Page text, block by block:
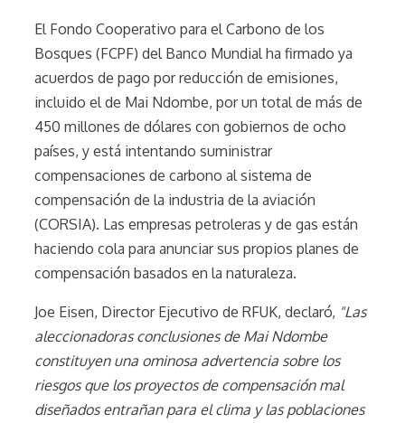
El Fondo Cooperativo para el Carbono de los
Bosques (FCPF) del Banco Mundial ha firmado ya
acuerdos de pago por reducción de emisiones,
incluido el de Mai Ndombe, por un total de más de
450 millones de dólares con gobiernos de ocho
países, y está intentando suministrar
compensaciones de carbono al sistema de
compensación de la industria de la aviación
(CORSIA). Las empresas petroleras y de gas están
haciendo cola para anunciar sus propios planes de
compensación basados en la naturaleza.
Joe Eisen, Director Ejecutivo de RFUK, declaró, "Las
aleccionadoras conclusiones de Mai Ndombe
constituyen una ominosa advertencia sobre los
riesgos que los proyectos de compensación mal
diseñados entrañan para el clima y las poblaciones